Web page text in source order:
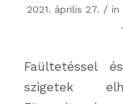
2021. április 27. / in
Faültetéssel
szigetek